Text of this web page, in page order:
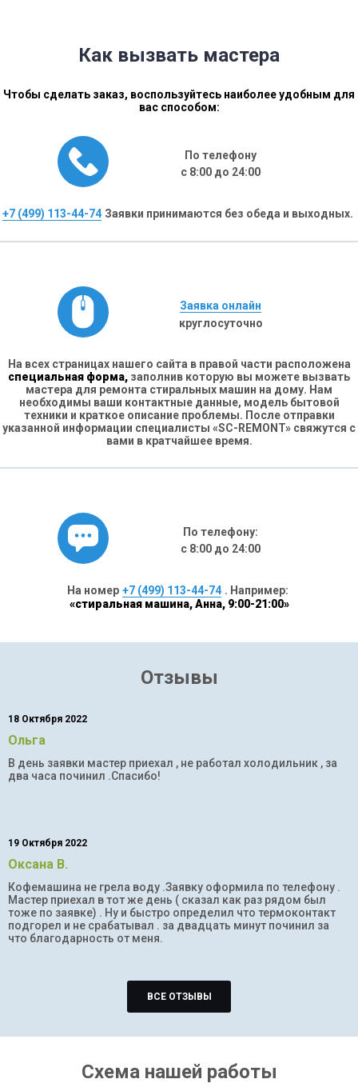
Как вызвать мастера
Чтобы сделать заказ, воспользуйтесь наиболее удобным для
вас способом:
По телефону
с 8:00 до 24:00
+7 (499) 113-44-74 Заявки принимаются без обеда и выходных.
Заявка онлайн
круглосуточно
На всех страницах нашего сайта в правой части расположена
специальная форма, заполнив которую вы можете вызвать
мастера для ремонта стиральных машин на дому. Нам
необходимы ваши контактные данные, модель бытовой
техники и краткое описание проблемы. После отправки
указанной информации специалисты «SC-REMONT» свяжутся с
вами в кратчайшее время.
По телефону:
с 8:00 до 24:00
На номер +7 (499) 113-44-74 . Например:
«стиральная машина, Анна, 9:00-21:00»
Отзывы
18 Октября 2022
Ольга
В день заявки мастер приехал , не работал холодильник , за
два часа починил .Спасибо!
19 Октября 2022
Оксана В.
Кофемашина не грела воду .Заявку оформила по телефону .
Мастер приехал в тот же день ( сказал как раз рядом был
тоже по заявке) . Ну и быстро определил что термоконтакт
подгорел и не срабатывал . за двадцать минут починил за
что благодарность от меня.
ВСЕ ОТЗЫВЫ
Схема нашей работы